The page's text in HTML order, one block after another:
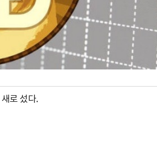
로 섰다.